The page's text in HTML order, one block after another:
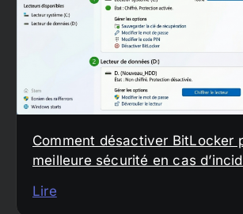
Comment désactiver BitLocker
meilleure sécurité en cas
Lire